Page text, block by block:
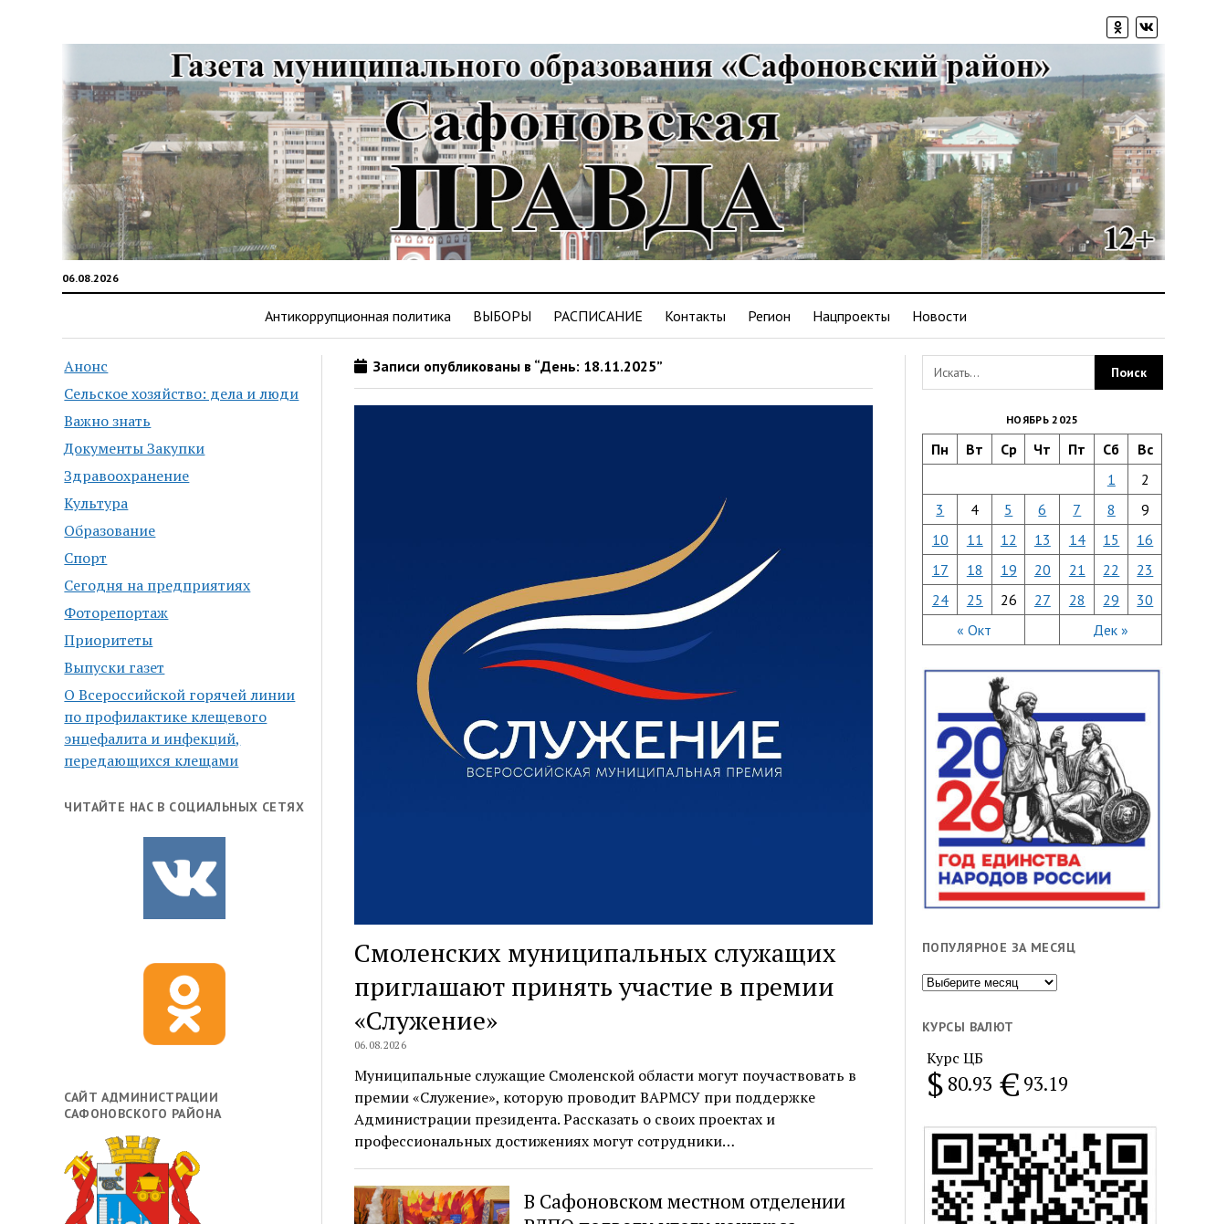
06.08.2026
Антикоррупционная политика ВЫБОРЫ РАСПИСАНИЕ Контакты Регион Нацпроекты Новости
Анонс
Сельское хозяйство: дела и люди
Важно знать
Документы Закупки
Здравоохранение
Культура
Образование
Спорт
Сегодня на предприятиях
Фоторепортаж
Приоритеты
Выпуски газет
О Всероссийской горячей линии
по профилактике клещевого
энцефалита и инфекций,
передающихся клещами
ЧИТАЙТЕ НАС В СОЦИАЛЬНЫХ СЕТЯХ
САЙТ АДМИНИСТРАЦИИ
САФОНОВСКОГО РАЙОНА
Записи опубликованы в “День: 18.11.2025”
Смоленских муниципальных служащих
приглашают принять участие в премии
«Служение»
06.08.2026
Муниципальные служащие Смоленской области могут поучаствовать в
премии «Служение», которую проводит ВАРМСУ при поддержке
Администрации президента. Рассказать о своих проектах и
профессиональных достижениях могут сотрудники…
В Сафоновском местном отделении
НОЯБРЬ 2025
Пн Вт Ср Чт Пт Сб Вс
« Окт Дек »
1
2
3
4 5 6 7 8
9
10
11 12 13 14 15
16
17
18 19 20 21 22
23
24
25 26 27 28 29 30
ПОПУЛЯРНОЕ ЗА МЕСЯЦ
Популярное
месяц
КУРСЫ ВАЛЮТ
Курс ЦБ
$ 80.93 € 93.19